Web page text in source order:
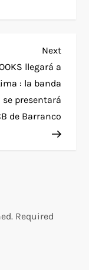
Next
Post
Next
llegará a
: la banda
presentará
de Barranco
Required